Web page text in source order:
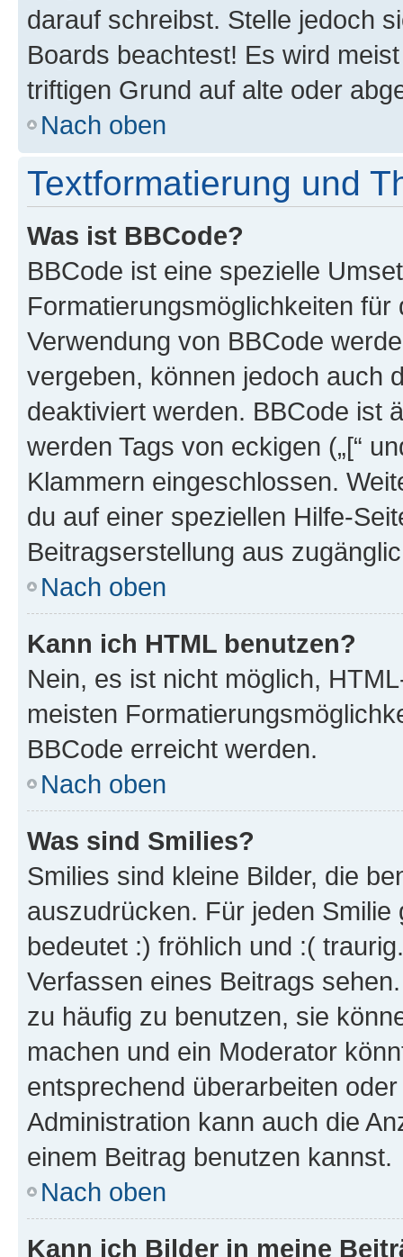
darauf schreibst. Stelle jedoch
Boards beachtest! Es wird
triftigen Grund auf alte oder
Nach oben
Textformatierung und
Was ist BBCode?
BBCode ist eine spezielle
Formatierungsmöglichkeiten
Verwendung von BBCode
vergeben, können jedoch auch
deaktiviert werden. BBCode ist
werden Tags von eckigen („[“
Klammern eingeschlossen.
du auf einer speziellen Hilfe-
Beitragserstellung aus
Nach oben
Kann ich HTML benutzen?
Nein, es ist nicht möglich,
meisten
BBCode erreicht werden.
Nach oben
Was sind Smilies?
Smilies sind kleine Bilder, die
auszudrücken. Für jeden
bedeutet :) fröhlich und :(
Verfassen eines Beitrags
zu häufig zu benutzen, sie
machen und ein Moderator
entsprechend überarbeiten
Administration kann auch die
einem Beitrag benutzen kannst.
Nach oben
Kann ich Bilder in meine